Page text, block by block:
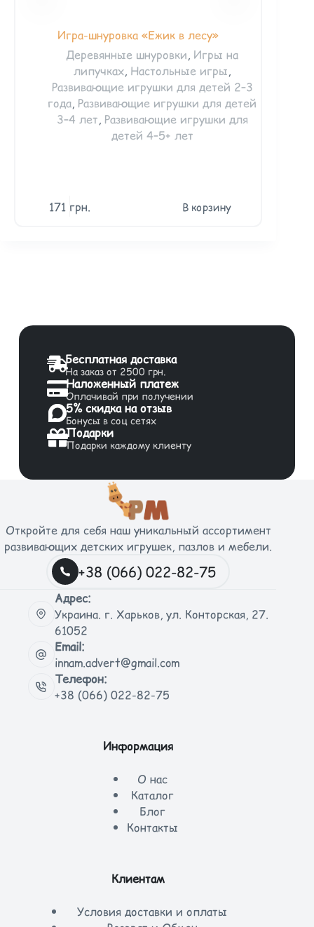
Игра-шнуровка «Ежик в лесу»
Деревянные шнуровки, Игры на
липучках, Настольные игры,
Развивающие игрушки для детей 2–3
года, Развивающие игрушки для детей
3–4 лет, Развивающие игрушки для
детей 4–5+ лет
171 грн. В корзину
Бесплатная доставка
На заказ от 2500 грн.
Наложенный платеж
Оплачивай при получении
5% скидка на отзыв
Бонусы в соц сетях
Подарки
Подарки каждому клиенту
Откройте для себя наш уникальный ассортимент
развивающих детских игрушек, пазлов и мебели.
+38 (066) 022-82-75
Адрес:
Украина. г. Харьков, ул. Конторская, 27.
61052
Email:
innam.advert@gmail.com
Телефон:
+38 (066) 022-82-75
Информация
О нас
Каталог
Блог
Контакты
Клиентам
Условия доставки и оплаты